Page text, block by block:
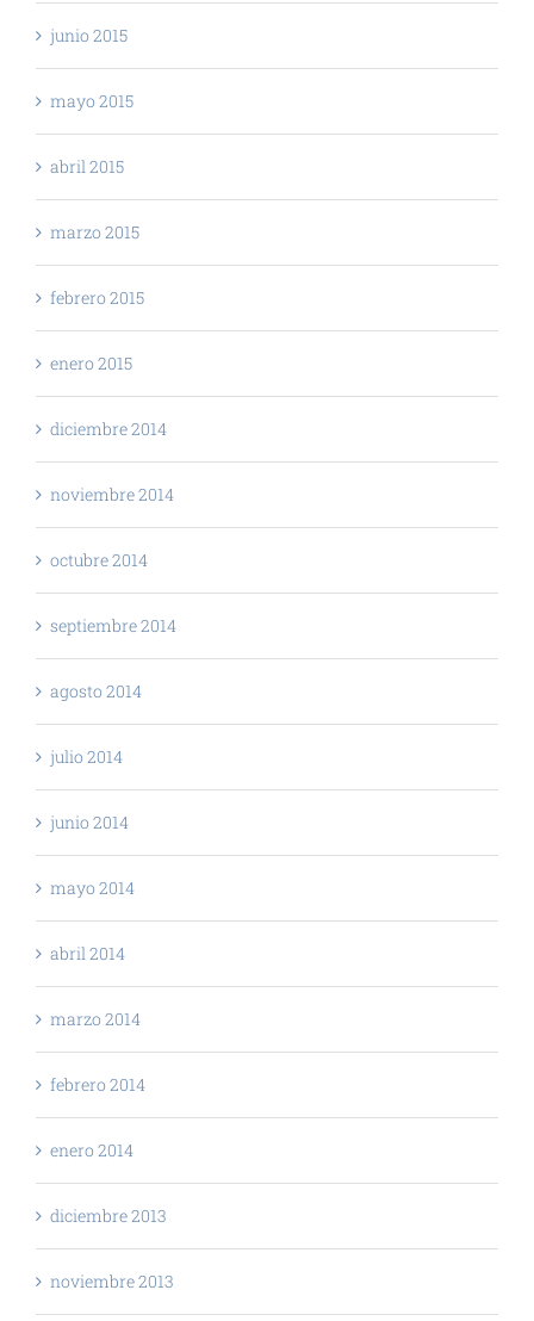
junio 2015
mayo 2015
abril 2015
marzo 2015
febrero 2015
enero 2015
diciembre 2014
noviembre 2014
octubre 2014
septiembre 2014
agosto 2014
julio 2014
junio 2014
mayo 2014
abril 2014
marzo 2014
febrero 2014
enero 2014
diciembre 2013
noviembre 2013